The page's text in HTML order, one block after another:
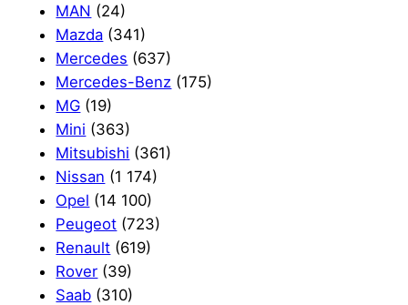
MAN (24)
Mazda (341)
Mercedes (637)
Mercedes-Benz (175)
MG (19)
Mini (363)
Mitsubishi (361)
Nissan (1 174)
Opel (14 100)
Peugeot (723)
Renault (619)
Rover (39)
Saab (310)